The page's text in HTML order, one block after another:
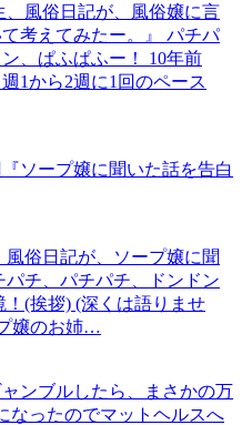
風俗日記が、風俗嬢に言
考えてみたー。』 パチパ
、ぱふぱふー！ 10年前
1から2週に1回のペース
ソープ嬢に聞いた話を告白
俗日記が、ソープ嬢に聞
チ、パチパチ、ドンドン
！(挨拶) (深くは語りませ
嬢のお姉…
ンブルしたら、まさかの万
なったのでマットヘルスへ